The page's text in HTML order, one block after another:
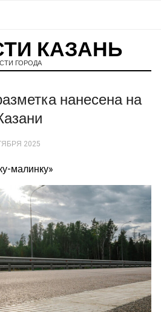
КАЗАНЬ
ГОРОДА
нанесена на
2025
малинку»